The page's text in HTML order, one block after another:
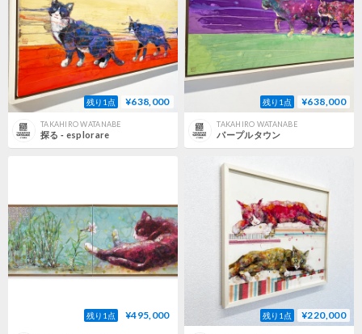
残り1点 ¥638,000
TAKAHIRO WATANABE
探る ‐ esplorare
残り1点 ¥638,000
TAKAHIRO WATANABE
パープルタウン
残り1点 ¥495,000 残り1点 ¥220,000